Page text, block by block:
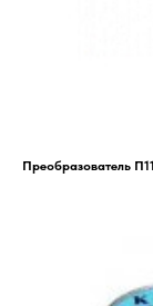
Преобразователь